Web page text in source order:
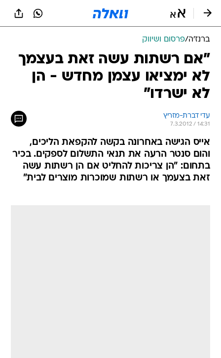
ברנז'ה/פרסום ושיווק
"אם רשתות עשה זאת בעצמך
לא ימציאו עצמן מחדש - הן
לא ישרדו"
עדי דברת-מזריץ
7.3.2012 / 14:31
אייס הגישה באחרונה בקשה להקפאת הליכים,
והום סנטר הרעה את תנאי התשלום לספקים. בכיר
בתחום: "הן צריכות להחליט אם הן רשתות עשה
זאת בצעמך או רשתות שמוכרות מוצרים לבית"